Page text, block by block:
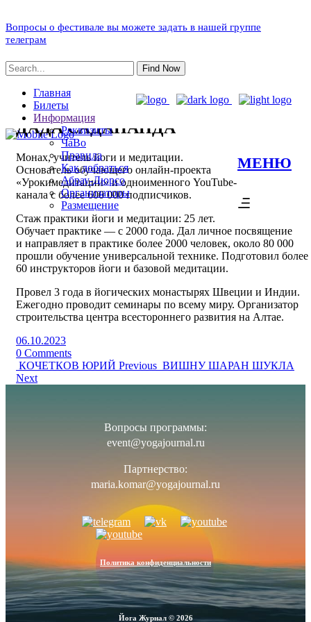
Вопросы о фестивале вы можете задать в нашей группе
телеграм
Find Now
Главная
Билеты
Информация
Реквизиты
ЧаВо
Правила
Как добраться
Абрау-Дюрсо
Организаторы
Размещение
МЕНЮ
ДАДА САДАНАНДА
Монах, учитель йоги и медитации.
Основатель обучающего онлайн-проекта
«Урокимедитации» и одноименного YouTube-
канала с более 600 000 подписчиков.
Стаж практики йоги и медитации: 25 лет.
Обучает практике — с 2000 года. Дал личное посвящение
и направляет в практике более 2000 человек, около 80 000
прошли обучение универсальной технике. Подготовил более
60 инструкторов йоги и базовой медитации.
Провел 3 года в йогических монастырях Швеции и Индии.
Ежегодно проводит семинары по всему миру. Организатор
строительства центра всестороннего развития на Алтае.
06.10.2023
0 Comments
КОЧЕТКОВ ЮРИЙ Previous ВИШНУ ШАРАН ШУКЛА
Next
Вопросы программы:
event@yogajournal.ru
Партнерство:
maria.komar@yogajournal.ru
Политика конфиденциальности
Йога Журнал © 2026